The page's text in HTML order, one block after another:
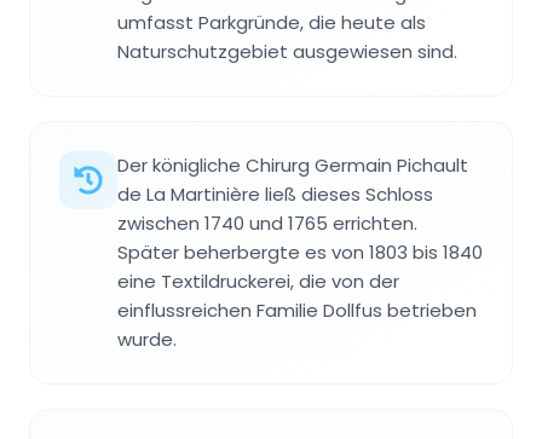
umfasst Parkgründe, die heute als
Naturschutzgebiet ausgewiesen sind.
Der königliche Chirurg Germain Pichault
de La Martinière ließ dieses Schloss
zwischen 1740 und 1765 errichten.
Später beherbergte es von 1803 bis 1840
eine Textildruckerei, die von der
einflussreichen Familie Dollfus betrieben
wurde.